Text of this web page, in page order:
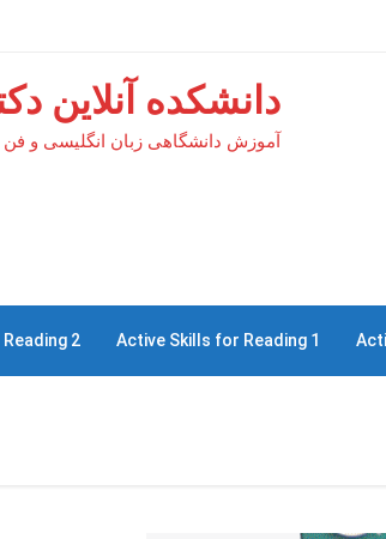
دانشکده آنلاین
آموزش دانشگاهی زبان انگلیسی و فن
Active Skills for Reading 1
2